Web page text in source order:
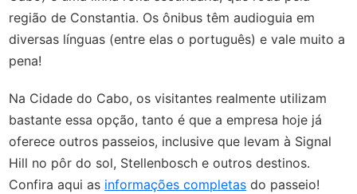
região de Constantia. Os ônibus têm audioguia em
diversas línguas (entre elas o português) e vale muito a
pena!
Na Cidade do Cabo, os visitantes realmente utilizam
bastante essa opção, tanto é que a empresa hoje já
oferece outros passeios, inclusive que levam à Signal
Hill no pôr do sol, Stellenbosch e outros destinos.
Confira aqui as informações completas do passeio!